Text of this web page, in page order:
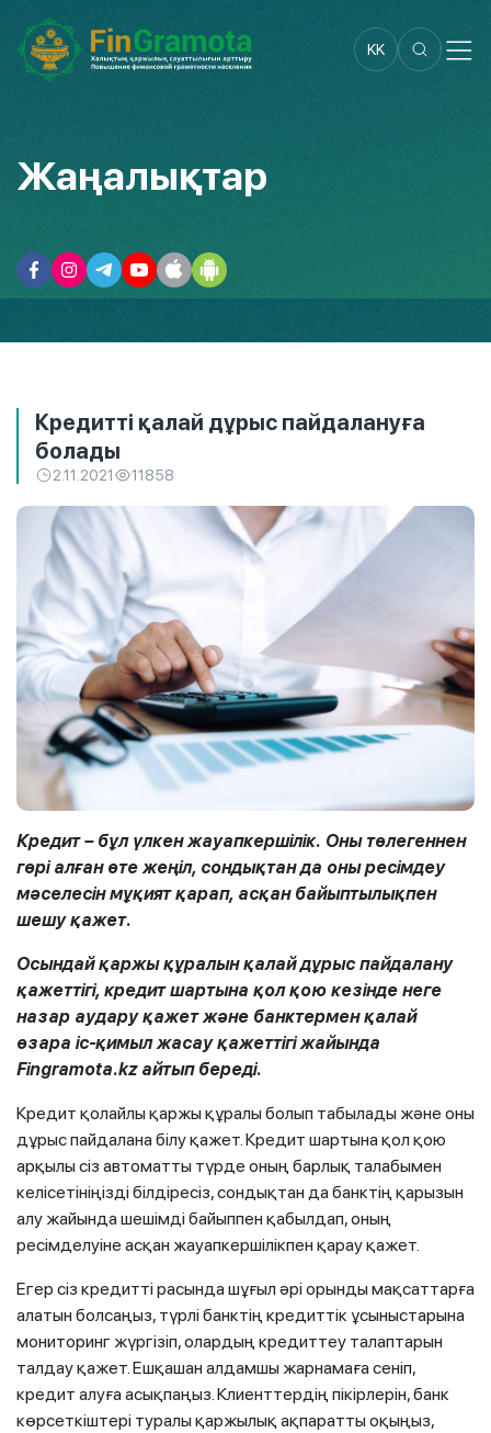
KK
Жаңалықтар
Кредитті қалай дұрыс пайдалануға
болады
2.11.2021 11858
Кредит – бұл үлкен жауапкершілік. Оны төлегеннен
гөрі алған өте жеңіл, сондықтан да оны ресімдеу
мәселесін мұқият қарап, асқан байыптылықпен
шешу қажет.
Осындай қаржы құралын қалай дұрыс пайдалану
қажеттігі, кредит шартына қол қою кезінде неге
назар аудару қажет және банктермен қалай
өзара іс-қимыл жасау қажеттігі жайында
Fingramota.kz айтып береді.
Кредит қолайлы қаржы құралы болып табылады және оны
дұрыс пайдалана білу қажет. Кредит шартына қол қою
арқылы сіз автоматты түрде оның барлық талабымен
келісетініңізді білдіресіз, сондықтан да банктің қарызын
алу жайында шешімді байыппен қабылдап, оның
ресімделуіне асқан жауапкершілікпен қарау қажет.
Егер сіз кредитті расында шұғыл әрі орынды мақсаттарға
алатын болсаңыз, түрлі банктің кредиттік ұсыныстарына
мониторинг жүргізіп, олардың кредиттеу талаптарын
талдау қажет. Ешқашан алдамшы жарнамаға сеніп,
кредит алуға асықпаңыз. Клиенттердің пікірлерін, банк
көрсеткіштері туралы қаржылық ақпаратты оқыңыз,